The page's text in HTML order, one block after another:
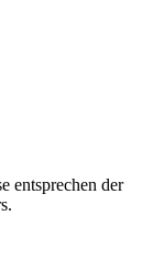
entsprechen der